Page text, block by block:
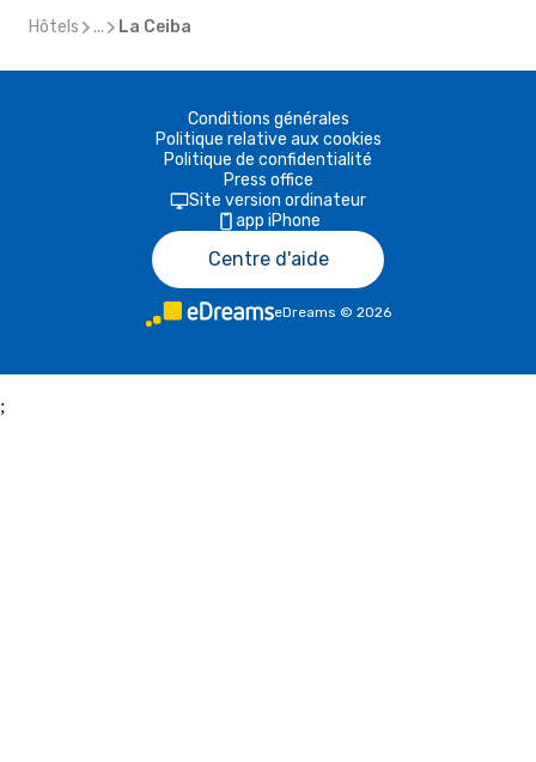
Hôtels ... La Ceiba
Conditions générales
Politique relative aux cookies
Politique de confidentialité
Press office
Site version ordinateur
app iPhone
Centre d'aide
eDreams © 2026
;